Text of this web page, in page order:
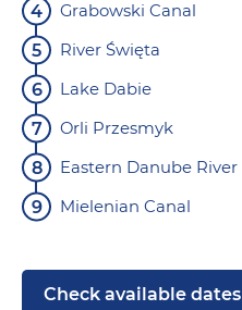
Grabowski Canal
River Święta
Lake Dabie
Orli Przesmyk
Eastern Danube River
Mielenian Canal
Check available dates